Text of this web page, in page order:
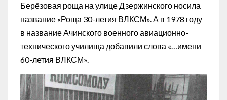
Берёзовая роща на улице Дзержинского носила
название «Роща 30-летия ВЛКСМ». А в 1978 году
в название Ачинского военного авиационно-
технического училища добавили слова «…имени
60-летия ВЛКСМ».